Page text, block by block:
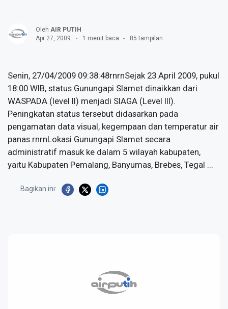
Oleh AIR PUTIH
Apr 27, 2009
1 menit baca 85 tampilan
Senin, 27/04/2009 09:38:48rnrnSejak 23 April 2009, pukul
18:00 WIB, status Gunungapi Slamet dinaikkan dari
WASPADA (level II) menjadi SIAGA (Level III).
Peningkatan status tersebut didasarkan pada
pengamatan data visual, kegempaan dan temperatur air
panas.rnrnLokasi Gunungapi Slamet secara
administratif masuk ke dalam 5 wilayah kabupaten,
yaitu Kabupaten Pemalang, Banyumas, Brebes, Tegal ...
Bagikan ini: